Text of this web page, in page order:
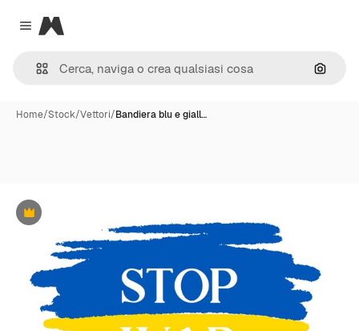
Close menu
Magnific
Cerca
Home/Stock/Vettori/Bandiera blu e giall…
Premium